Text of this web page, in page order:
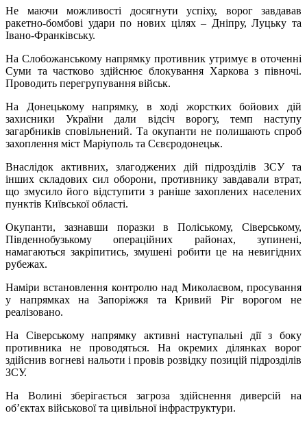
Не маючи можливості досягнути успіху, ворог завдавав
ракетно-бомбові удари по нових цілях – Дніпру, Луцьку та
Івано-Франківську.
На Слобожанському напрямку противник утримує в оточенні
Суми та частково здійснює блокування Харкова з півночі.
Проводить перегрупування військ.
На Донецькому напрямку, в ході жорстких бойових дій
захисники України дали відсіч ворогу, темп наступу
загарбників сповільнений. Та окупанти не полишають спроб
захоплення міст Маріуполь та Сєвєродонецьк.
Внаслідок активних, злагоджених дій підрозділів ЗСУ та
інших складових сил оборони, противнику завдавали втрат,
що змусило його відступити з раніше захоплених населених
пунктів Київської області.
Окупанти, зазнавши поразки в Поліському, Сіверському,
Південнобузькому операційних районах, зупинені,
намагаються закріпитись, змушені робити це на невигідних
рубежах.
Наміри встановлення контролю над Миколаєвом, просування
у напрямках на Запоріжжя та Кривий Ріг ворогом не
реалізовано.
На Сіверському напрямку активні наступальні дії з боку
противника не проводяться. На окремих ділянках ворог
здійснив вогневі нальоти і провів розвідку позицій підрозділів
ЗСУ.
На Волині зберігається загроза здійснення диверсій на
об’єктах військової та цивільної інфраструктури.